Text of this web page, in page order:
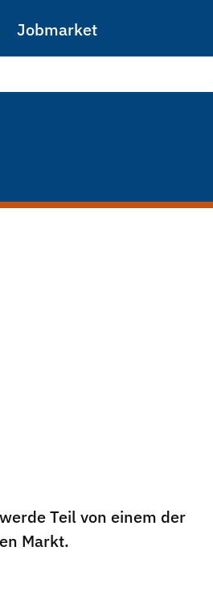
Jobmarket
Teil von einem der
Markt.